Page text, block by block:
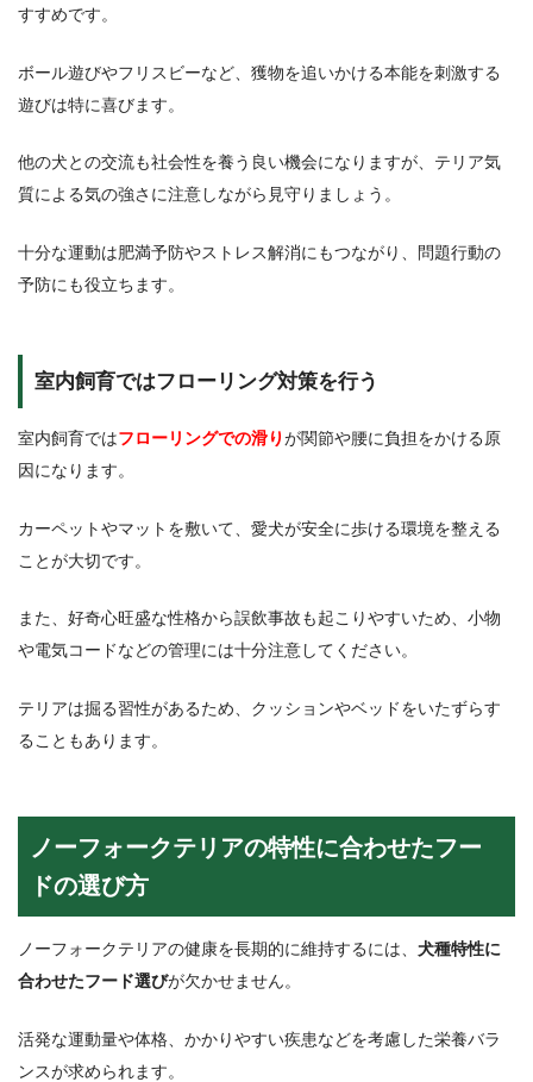
すすめです。
ボール遊びやフリスビーなど、獲物を追いかける本能を刺激する
遊びは特に喜びます。
他の犬との交流も社会性を養う良い機会になりますが、テリア気
質による気の強さに注意しながら見守りましょう。
十分な運動は肥満予防やストレス解消にもつながり、問題行動の
予防にも役立ちます。
室内飼育ではフローリング対策を行う
室内飼育ではフローリングでの滑りが関節や腰に負担をかける原
因になります。
カーペットやマットを敷いて、愛犬が安全に歩ける環境を整える
ことが大切です。
また、好奇心旺盛な性格から誤飲事故も起こりやすいため、小物
や電気コードなどの管理には十分注意してください。
テリアは掘る習性があるため、クッションやベッドをいたずらす
ることもあります。
ノーフォークテリアの特性に合わせたフー
ドの選び方
ノーフォークテリアの健康を長期的に維持するには、 犬種特性に
合わせたフード選びが欠かせません。
活発な運動量や体格、かかりやすい疾患などを考慮した栄養バラ
ンスが求められます。